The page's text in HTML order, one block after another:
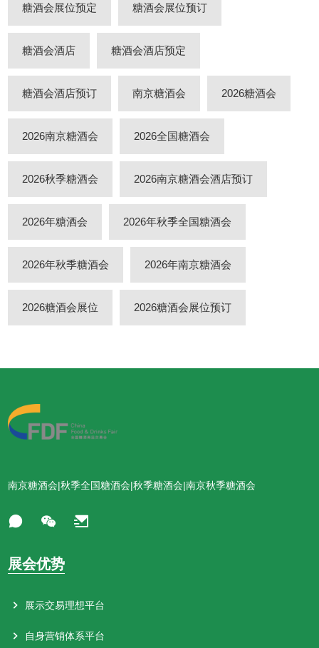
糖酒会展位预定 糖酒会展位预订
糖酒会酒店 糖酒会酒店预定
糖酒会酒店预订 南京糖酒会 2026糖酒会
2026南京糖酒会 2026全国糖酒会
2026秋季糖酒会 2026南京糖酒会酒店预订
2026年糖酒会 2026年秋季全国糖酒会
2026年秋季糖酒会 2026年南京糖酒会
2026糖酒会展位 2026糖酒会展位预订
南京糖酒会|秋季全国糖酒会|秋季糖酒会|南京秋季糖酒会
展会优势
展示交易理想平台
自身营销体系平台